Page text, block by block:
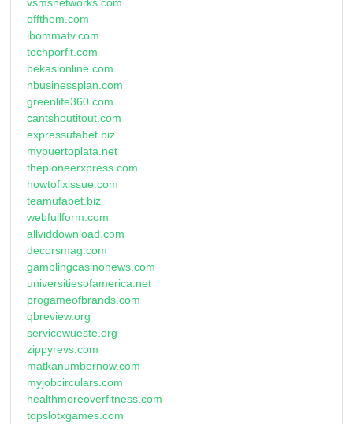
offthem.com
ibommatv.com
techporfit.com
bekasionline.com
nbusinessplan.com
greenlife360.com
cantshoutitout.com
expressufabet.biz
mypuertoplata.net
thepioneerxpress.com
howtofixissue.com
teamufabet.biz
webfullform.com
allviddownload.com
decorsmag.com
gamblingcasinonews.com
universitiesofamerica.net
progameofbrands.com
qbreview.org
servicewueste.org
zippyrevs.com
matkanumbernow.com
myjobcirculars.com
healthmoreoverfitness.com
topslotxgames.com